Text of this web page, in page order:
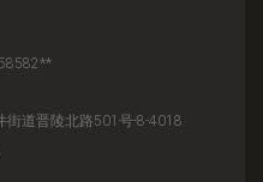
街道晋陵北路501号-8-4018